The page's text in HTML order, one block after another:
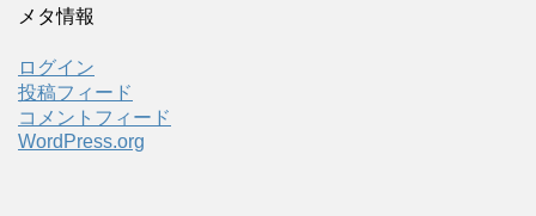
カ
ブ
メタ情報
ログイン
投稿フィード
コメントフィード
WordPress.org